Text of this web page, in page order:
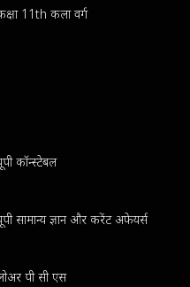
11th कला वर्ग
कॉन्स्टेबल
सामान्य ज्ञान और करेंट अफेयर्स
पी सी एस